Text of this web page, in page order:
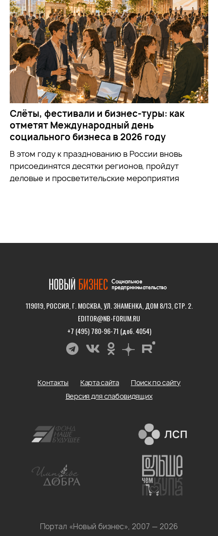
Слёты, фестивали и бизнес-туры: как
отметят Международный день
социального бизнеса в 2026 году
В этом году к празднованию в России вновь
присоединятся десятки регионов, пройдут
деловые и просветительские мероприятия
119019, РОССИЯ, Г. МОСКВА, УЛ. ЗНАМЕНКА, ДОМ 8/13, СТР. 2.
EDITOR@NB-FORUM.RU
+7 (495) 780-96-71 (доб. 4054)
Портал «Новый бизнес», 2007 — 2026
Контакты Карта сайта
Поиск по сайту
Версия для слабовидящих